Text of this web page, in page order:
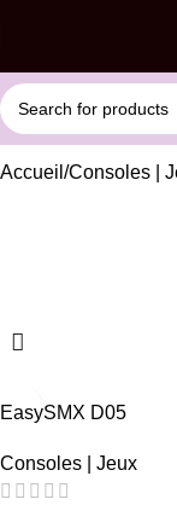
Accueil Consoles |
EasySMX D05
Consoles | Jeux